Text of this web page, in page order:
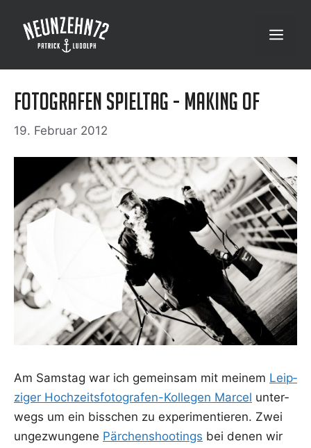
Inhalt
springen
Menü
Fotografen Spieltag - Making Of
19. Februar 2012
Am Sams­tag war ich gemein­sam mit mei­nem Leip­
zi­ger Hoch­zeits­fo­to­gra­fen-Kol­le­gen Mar­cel unter­
wegs um ein biss­chen zu expe­ri­men­tie­ren. Zwei
unge­zwun­ge­ne Pär­chen­shoo­tings bei denen wir